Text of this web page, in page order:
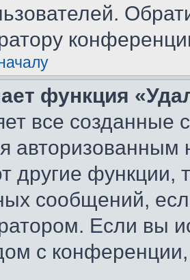
функция
все созданные
другие функции,
сообщений,
Если вы
с